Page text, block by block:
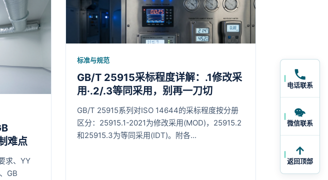
难点
求、YY
GB
标准与规范
GB/T 25915采标程度详解：.1修改采
用·.2/.3等同采用，别再一刀切
GB/T 25915系列对ISO 14644的采标程度按分册
区分：25915.1-2021为修改采用(MOD)，25915.2
和25915.3为等同采用(IDT)。附各...
电话联系
微信联系
返回顶部